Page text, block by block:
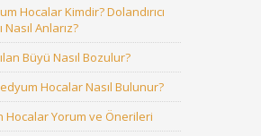
Hocalar Kimdir? Dolandırıcı
Anlarız?
Büyü Nasıl Bozulur?
Hocalar Nasıl Bulunur?
Hocalar Yorum ve Önerileri